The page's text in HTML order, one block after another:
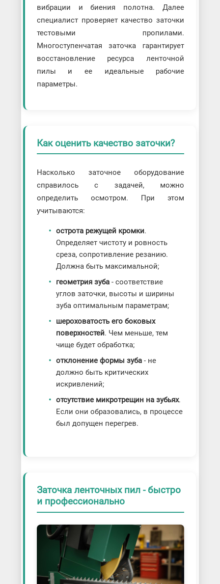
вибрации и биения полотна. Далее
специалист проверяет качество заточки
тестовыми пропилами.
Многоступенчатая заточка гарантирует
восстановление ресурса ленточной
пилы и ее идеальные рабочие
параметры.
Как оценить качество заточки?
Насколько заточное оборудование
справилось с задачей, можно
определить осмотром. При этом
учитываются:
острота режущей кромки.
Определяет чистоту и ровность
среза, сопротивление резанию.
Должна быть максимальной;
геометрия зуба- соответствие
углов заточки, высоты и ширины
зуба оптимальным параметрам;
шероховатость его боковых
поверхностей. Чем меньше, тем
чище будет обработка;
отклонение формы зуба- не
должно быть критических
искривлений;
отсутствие микротрещин на зубьях.
Если они образовались, в процессе
был допущен перегрев.
Заточка ленточных пил - быстро
и профессионально